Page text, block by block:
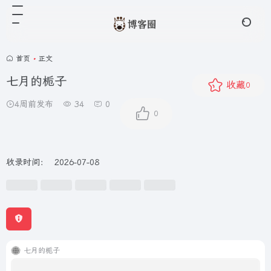
首页 • 正文
七月的栀子
4周前发布 34 0
0
收藏0
收录时间： 2026-07-08
七月的栀子